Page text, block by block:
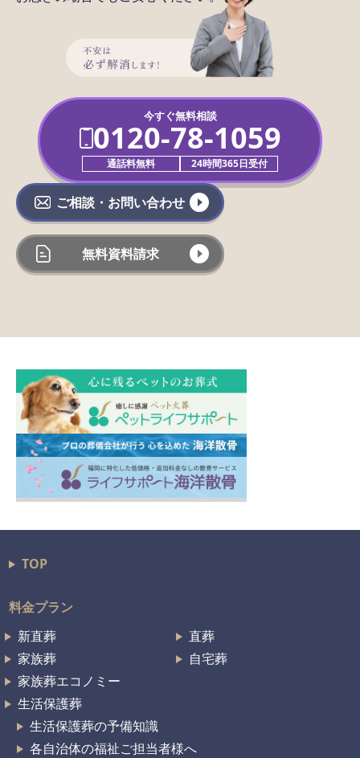
今すぐ無料相談
0120-78-1059
通話料無料 24時間365日受付
ご相談・お問い合わせ
無料資料請求
TOP
料金プラン
新直葬
直葬
家族葬
自宅葬
家族葬エコノミー
生活保護葬
生活保護葬の予備知識
各自治体の福祉ご担当者様へ